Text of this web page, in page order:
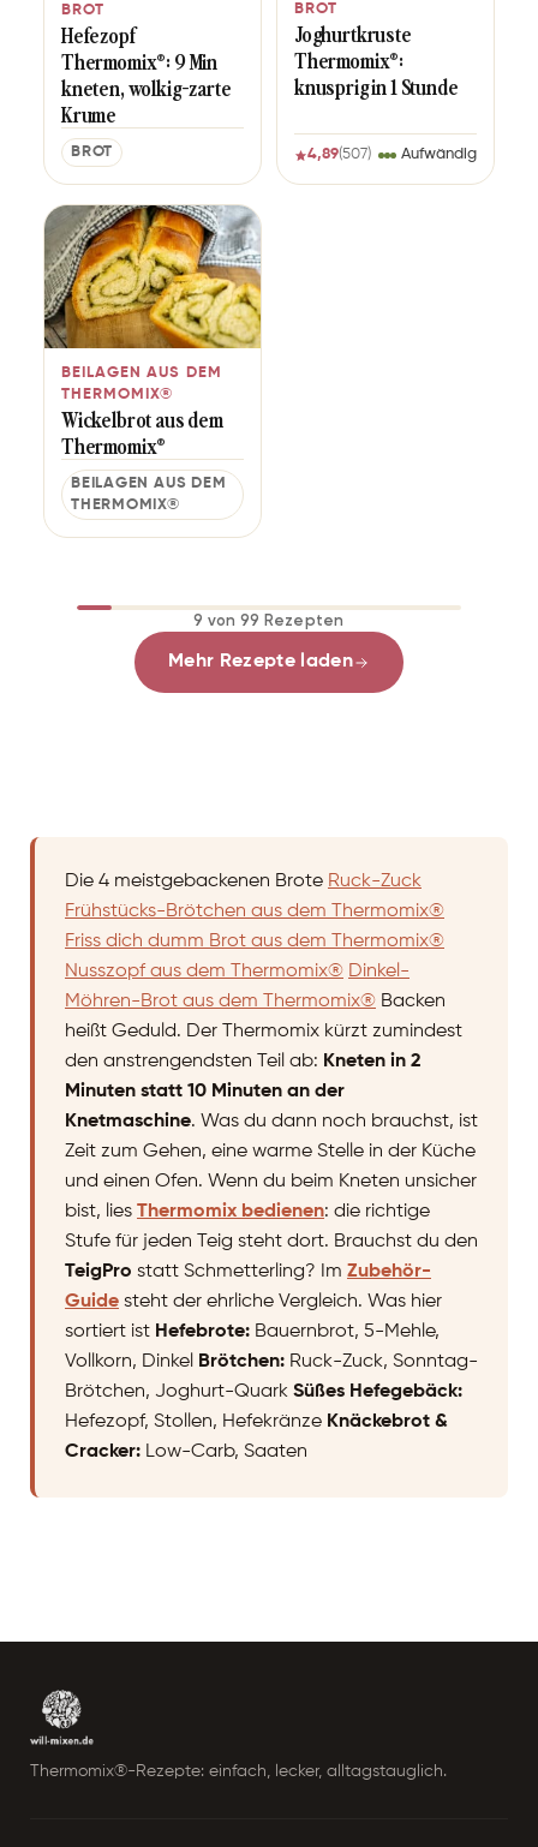
BROT
Hefezopf
Thermomix®: 9 Min
kneten, wolkig-zarte
Krume
BROT
BROT
Joghurtkruste
Thermomix®:
knusprig in 1 Stunde
4,89(507) Aufwändig
BEILAGEN AUS DEM
THERMOMIX®
Wickelbrot aus dem
Thermomix®
BEILAGEN AUS DEM
THERMOMIX®
9 von 99 Rezepten
Mehr Rezepte laden
Die 4 meistgebackenen Brote Ruck-Zuck
Frühstücks-Brötchen aus dem Thermomix®
Friss dich dumm Brot aus dem Thermomix®
Nusszopf aus dem Thermomix® Dinkel-
Möhren-Brot aus dem Thermomix® Backen
heißt Geduld. Der Thermomix kürzt zumindest
den anstrengendsten Teil ab: Kneten in 2
Minuten statt 10 Minuten an der
Knetmaschine. Was du dann noch brauchst, ist
Zeit zum Gehen, eine warme Stelle in der Küche
und einen Ofen. Wenn du beim Kneten unsicher
bist, lies Thermomix bedienen: die richtige
Stufe für jeden Teig steht dort. Brauchst du den
TeigPro statt Schmetterling? Im Zubehör-
Guide steht der ehrliche Vergleich. Was hier
sortiert ist Hefebrote: Bauernbrot, 5-Mehle,
Vollkorn, Dinkel Brötchen: Ruck-Zuck, Sonntag-
Brötchen, Joghurt-Quark Süßes Hefegebäck:
Hefezopf, Stollen, Hefekränze Knäckebrot &
Cracker: Low-Carb, Saaten
Thermomix®-Rezepte: einfach, lecker, alltagstauglich.